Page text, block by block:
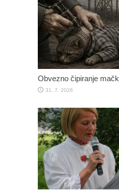
Obvezno čipiranje mačk
31. 7. 2026